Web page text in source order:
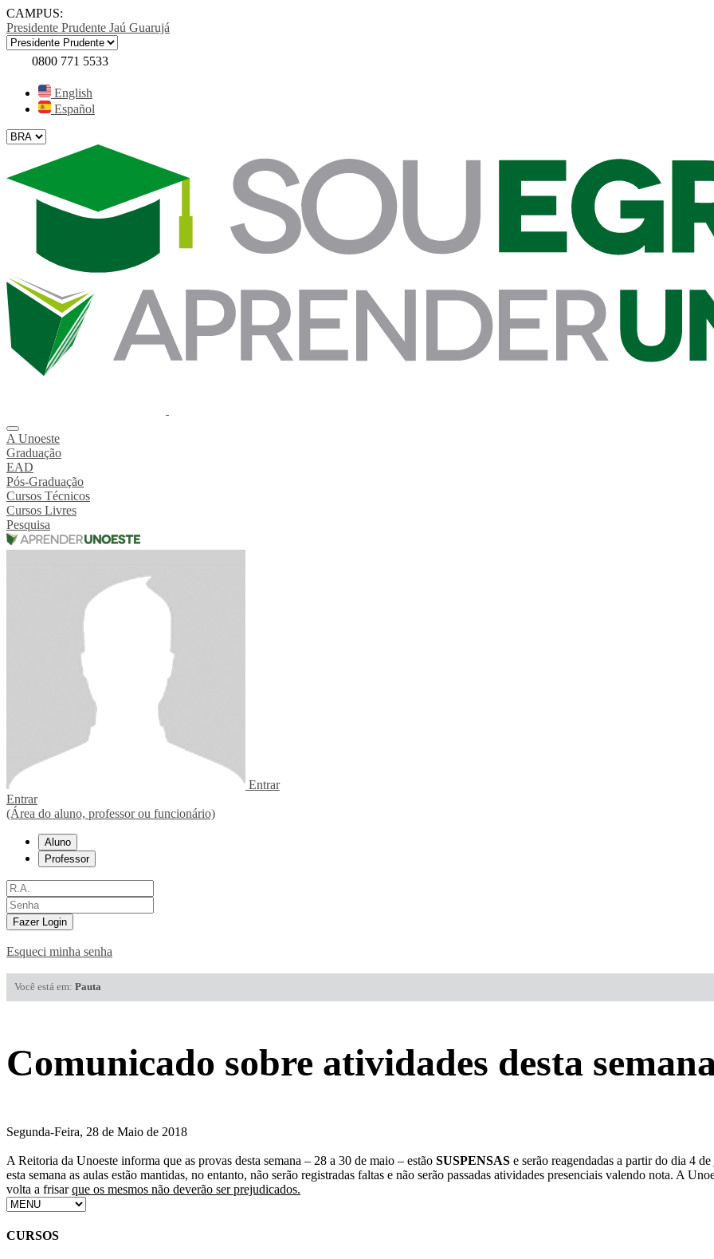
CAMPUS:
Presidente Prudente Jaú Guarujá
0800 771 5533
English
Español
A Unoeste
Graduação
EAD
Pós-Graduação
Cursos Técnicos
Cursos Livres
Pesquisa
Entrar
Entrar
(Área do aluno, professor ou funcionário)
Aluno
Professor
Fazer Login
Esqueci minha senha
Você está em: Pauta
Comunicado sobre atividades desta
Segunda-Feira, 28 de Maio de 2018
A Reitoria da Unoeste informa que as provas desta semana – 28 a 30 de maio – estão SUSPENSAS e serão reagendadas a partir do dia 4
esta semana as aulas estão mantidas, no entanto, não serão registradas faltas e não serão passadas atividades presenciais valendo nota. A
volta a frisarque os mesmos não deverão ser prejudicados.
CURSOS